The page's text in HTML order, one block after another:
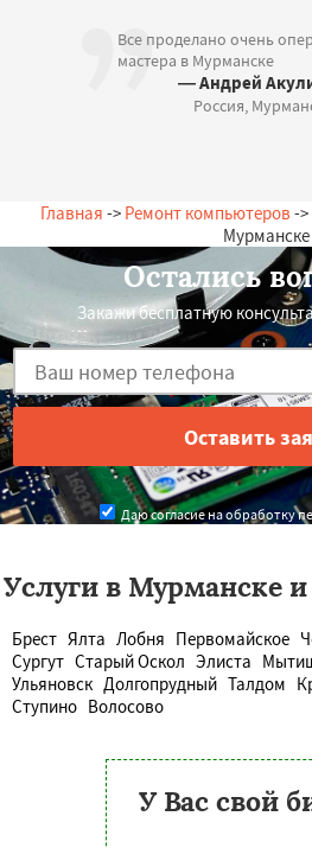
Все проделано очень
мастера в Мурманске
— Андрей
Россия,
Главная -> Ремонт компьютеров -
Мурманске
Остались
Закажи бесплатную
Даю согласие на обработку
Услуги в Мурманске и
Брест Ялта Лобня Первомайское
Сургут Старый Оскол Элиста
Ульяновск Долгопрудный Талдом
Ступино Волосово
У Вас свой